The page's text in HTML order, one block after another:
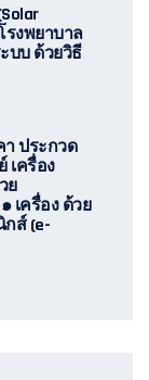
รงพยาบาล
บบ ด้วยวิธี
ประกวด
ครื่อง
ย
เครื่อง ด้วย
ส์ (e-